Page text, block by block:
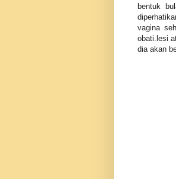
bentuk
vagina
obati.lesi
dia akan